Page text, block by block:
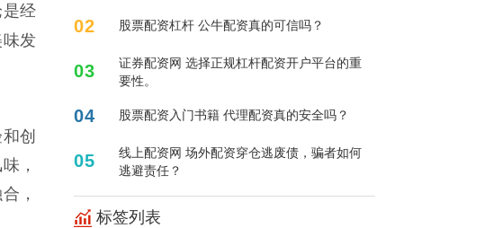
经
发
创
，
，
02 股票配资杠杆 公牛配资真的可信吗？
03
证券配资网 选择正规杠杆配资开户平台的重
要性。
04 股票配资入门书籍 代理配资真的安全吗？
05
线上配资网 场外配资穿仓逃废债，骗者如何
逃避责任？
标签列表